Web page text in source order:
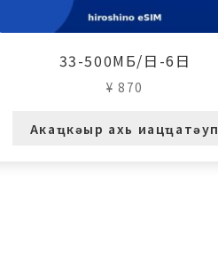
33-500МБ/日-6日
¥ 870
Акаҵкәыр ахь иацҵатәуп